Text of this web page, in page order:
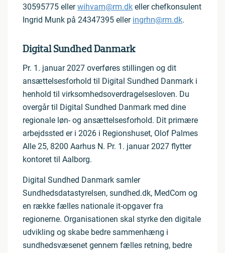
30595775 ellerwihvam@rm.dk eller chefkonsulent
Ingrid Munk på 24347395 eller ingrhn@rm.dk.
Digital Sundhed Danmark
Pr. 1. januar 2027 overføres stillingen og dit
ansættelsesforhold til Digital Sundhed Danmark i
henhold til virksomhedsoverdragelsesloven. Du
overgår til Digital Sundhed Danmark med dine
regionale løn- og ansættelsesforhold. Dit primære
arbejdssted er i 2026 i Regionshuset, Olof Palmes
Alle 25, 8200 Aarhus N. Pr. 1. januar 2027 flytter
kontoret til Aalborg.
Digital Sundhed Danmark samler
Sundhedsdatastyrelsen, sundhed.dk, MedCom og
en række fælles nationale it-opgaver fra
regionerne. Organisationen skal styrke den digitale
udvikling og skabe bedre sammenhæng i
sundhedsvæsenet gennem fælles retning, bedre